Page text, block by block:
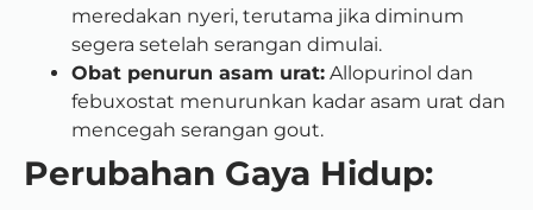
meredakan nyeri, terutama jika diminum
segera setelah serangan dimulai.
Obat penurun asam urat: Allopurinol dan
febuxostat menurunkan kadar asam urat dan
mencegah serangan gout.
Perubahan Gaya Hidup: